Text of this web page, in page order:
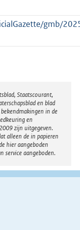
gmb/
Staatscourant,
en blad
in de
en
zijn uitgegeven.
alleen de in papieren
hier aangeboden
service aangeboden.